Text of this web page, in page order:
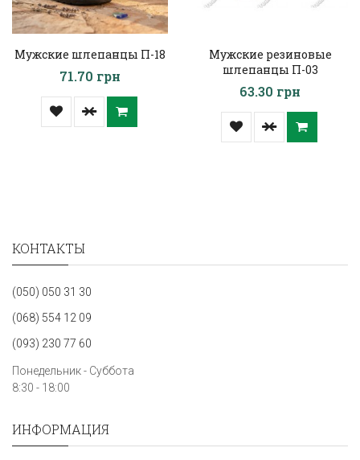
Мужские шлепанцы П-18
71.70 грн
Мужские резиновые
шлепанцы П-03
63.30 грн
КОНТАКТЫ
(050) 050 31 30
(068) 554 12 09
(093) 230 77 60
Понедельник - Суббота
8:30 - 18:00
ИНФОРМАЦИЯ